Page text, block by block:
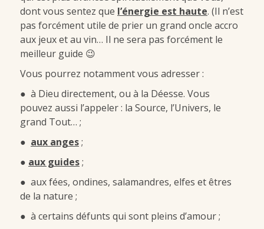
dont vous sentez que l’énergie est haute. (Il n’est
pas forcément utile de prier un grand oncle accro
aux jeux et au vin… Il ne sera pas forcément le
meilleur guide 😉
Vous pourrez notamment vous adresser :
● à Dieu directement, ou à la Déesse. Vous
pouvez aussi l’appeler : la Source, l’Univers, le
grand Tout… ;
● aux anges;
● aux guides;
● aux fées, ondines, salamandres, elfes et êtres
de la nature ;
● à certains défunts qui sont pleins d’amour ;